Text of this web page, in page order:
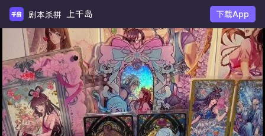
剧本杀拼车 上千岛 下载App